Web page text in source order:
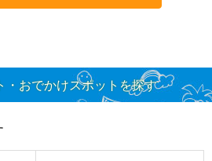
・おでかけスポットを探す